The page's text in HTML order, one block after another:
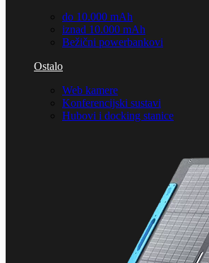
do 10.000 mAh
iznad 10.000 mAh
Bežični powerbankovi
Ostalo
Web kamere
Konferencijski sustavi
Hubovi i docking stanice